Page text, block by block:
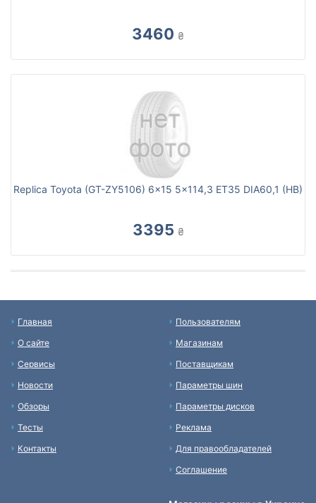
3460 ₴
Replica Toyota (GT-ZY5106) 6x15 5x114,3 ET35 DIA60,1 (HB)
3395 ₴
Главная
О сайте
Сервисы
Новости
Обзоры
Тесты
Контакты
Пользователям
Магазинам
Поставщикам
Параметры шин
Параметры дисков
Реклама
Для правообладателей
Соглашение